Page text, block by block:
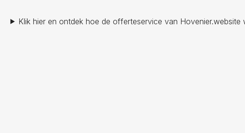
Klik hier en ontdek hoe de offerteservice van Hovenier.website